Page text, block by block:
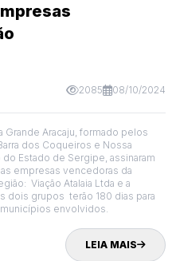
2085 08/10/2024
Aracaju, formado pelos
dos Coqueiros e Nossa
Estado de Sergipe, assinaram
empresas vencedoras da
Viação Atalaia Ltda e a
dois grupos terão 180 dias para
envolvidos.
LEIA MAIS